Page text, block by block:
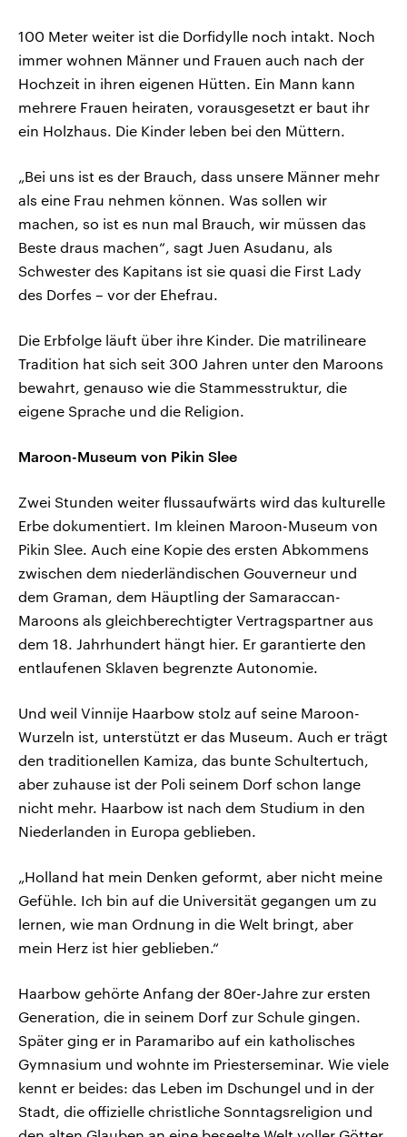
100 Meter weiter ist die Dorfidylle noch intakt. Noch
immer wohnen Männer und Frauen auch nach der
Hochzeit in ihren eigenen Hütten. Ein Mann kann
mehrere Frauen heiraten, vorausgesetzt er baut ihr
ein Holzhaus. Die Kinder leben bei den Müttern.
„Bei uns ist es der Brauch, dass unsere Männer mehr
als eine Frau nehmen können. Was sollen wir
machen, so ist es nun mal Brauch, wir müssen das
Beste draus machen“, sagt Juen Asudanu, als
Schwester des Kapitans ist sie quasi die First Lady
des Dorfes – vor der Ehefrau.
Die Erbfolge läuft über ihre Kinder. Die matrilineare
Tradition hat sich seit 300 Jahren unter den Maroons
bewahrt, genauso wie die Stammesstruktur, die
eigene Sprache und die Religion.
Maroon-Museum von Pikin Slee
Zwei Stunden weiter flussaufwärts wird das kulturelle
Erbe dokumentiert. Im kleinen Maroon-Museum von
Pikin Slee. Auch eine Kopie des ersten Abkommens
zwischen dem niederländischen Gouverneur und
dem Graman, dem Häuptling der Samaraccan-
Maroons als gleichberechtigter Vertragspartner aus
dem 18. Jahrhundert hängt hier. Er garantierte den
entlaufenen Sklaven begrenzte Autonomie.
Und weil Vinnije Haarbow stolz auf seine Maroon-
Wurzeln ist, unterstützt er das Museum. Auch er trägt
den traditionellen Kamiza, das bunte Schultertuch,
aber zuhause ist der Poli seinem Dorf schon lange
nicht mehr. Haarbow ist nach dem Studium in den
Niederlanden in Europa geblieben.
„Holland hat mein Denken geformt, aber nicht meine
Gefühle. Ich bin auf die Universität gegangen um zu
lernen, wie man Ordnung in die Welt bringt, aber
mein Herz ist hier geblieben.“
Haarbow gehörte Anfang der 80er-Jahre zur ersten
Generation, die in seinem Dorf zur Schule gingen.
Später ging er in Paramaribo auf ein katholisches
Gymnasium und wohnte im Priesterseminar. Wie viele
kennt er beides: das Leben im Dschungel und in der
Stadt, die offizielle christliche Sonntagsreligion und